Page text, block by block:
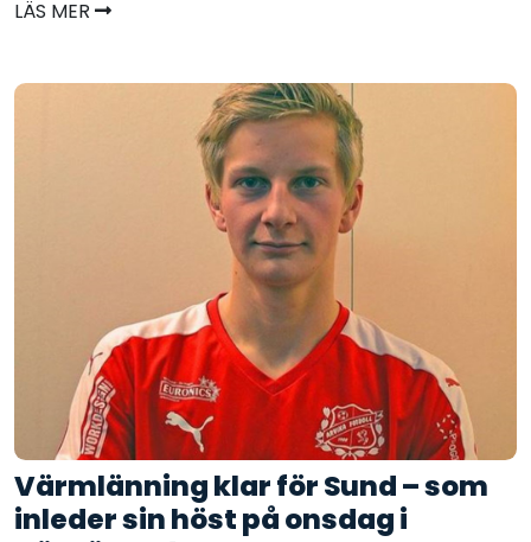
LÄS MER
Värmlänning klar för Sund – som
inleder sin höst på onsdag i